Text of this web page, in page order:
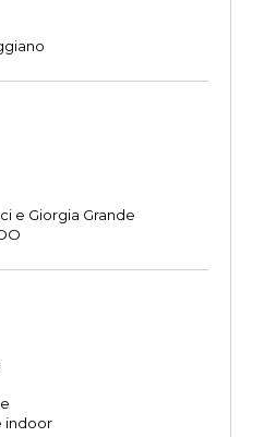
e Giorgia Grande
indoor